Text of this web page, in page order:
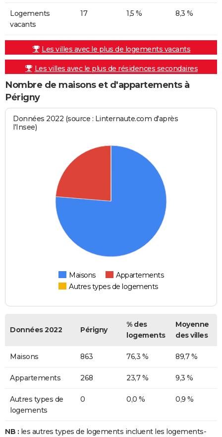
Logements
vacants
17 1,5 % 8,3 %
Les villes avec le plus de logements vacants
Les villes avec le plus de résidences secondaires
Nombre de maisons et d'appartements à
Périgny
Données 2022 (source : Linternaute.com d'après
l'Insee)
Maisons
Appartements
Autres types de logements
Données 2022 Périgny
% des
logements
Moyenne
des villes
Maisons 863 76,3 % 89,7 %
Appartements 268 23,7 % 9,3 %
Autres types de
logements
0 0,0 % 0,9 %
NB : les autres types de logements incluent les logements-